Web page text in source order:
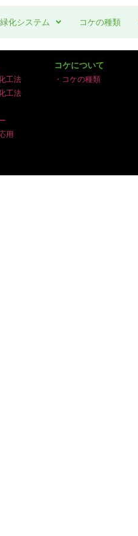
化システム コケの種類
工法
工法
用
コケについて
・コケの種類